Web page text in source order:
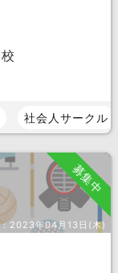
社会人サークル
募集中
2023年04月13日(木)